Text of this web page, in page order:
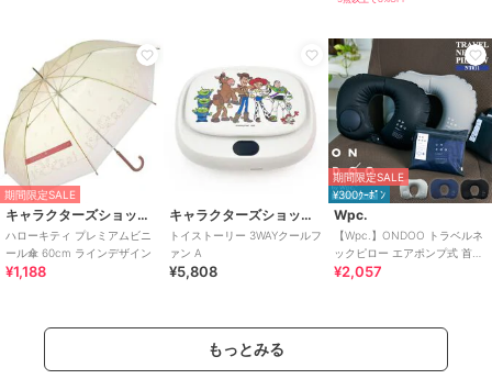
期間限定SALE
キャラクターズショップ ラフラフ
ハローキティ プレミアムビニ
ール傘 60cm ラインデザイン
¥1,188
キャラクターズショップ ラフラフ
トイストーリー 3WAYクールフ
ァン A
¥5,808
期間限定SALE
¥300ｸｰﾎﾟﾝ
Wpc.
【Wpc.】ONDOO トラベルネ
ックピロー エアポンプ式 首枕
携帯枕 コンパクト 収納袋付き
¥2,057
もっとみる